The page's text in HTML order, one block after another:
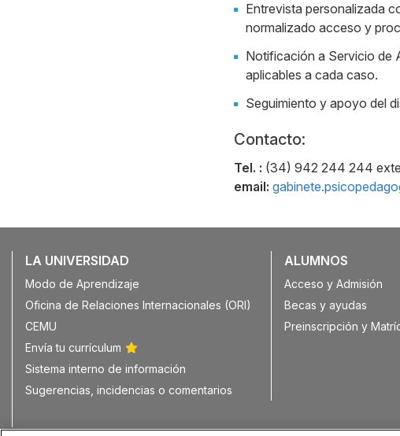
Entrevista personalizada
normalizado acceso y
Notificación a Servicio de
aplicables a cada caso.
Seguimiento y apoyo del
Contacto:
Tel. : (34) 942 244 244
email:
LA UNIVERSIDAD
Modo de Aprendizaje
Oficina de Relaciones Internacionales (ORI)
CEMU
Envía tu currículum
Sistema interno de información
Sugerencias, incidencias o comentarios
ALUMNOS
Acceso y Admisión
Becas y ayudas
Preinscripción y